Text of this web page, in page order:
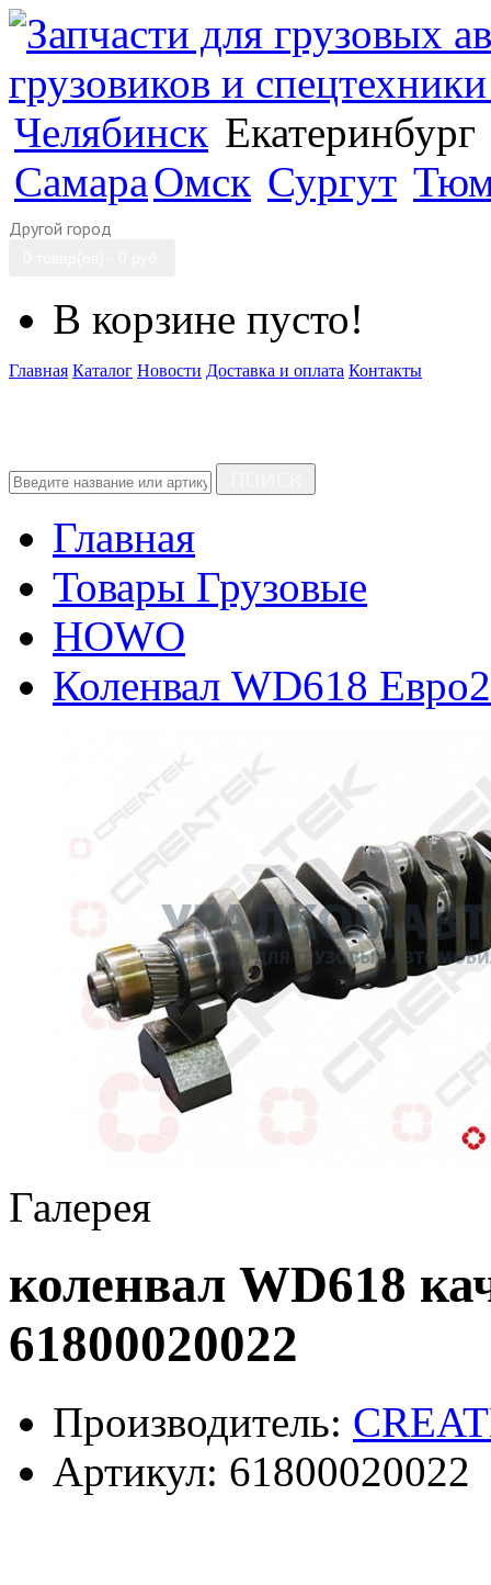
Челябинск Екатеринбург
СамараОмск Сургут
Другой город
В корзине пусто!
Главная Каталог Новости Доставка и оплата Контакты
Главная
Товары Грузовые
HOWO
Коленвал WD618
Галерея
коленвал WD618
61800020022
Производитель:
Артикул: 61800020022